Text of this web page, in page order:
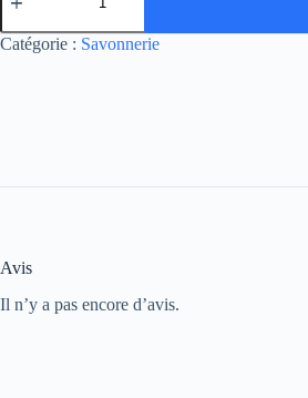
Catégorie : Savonnerie
Avis
Il n’y a pas encore d’avis.